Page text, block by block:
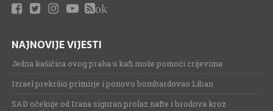
ok
NAJNOVIJE VIJESTI
Jedna kašičica ovog praha u kafi može pomoći crijevima
Izrael prekršio primirje i ponovo bombardovao Liban
SAD očekuje od Irana siguran prolaz nafte i brodova kroz